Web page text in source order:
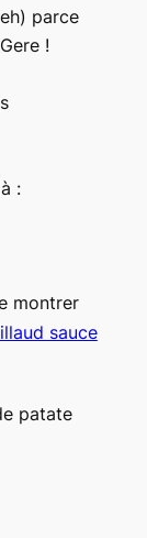
parce
!
:
montrer
sauce